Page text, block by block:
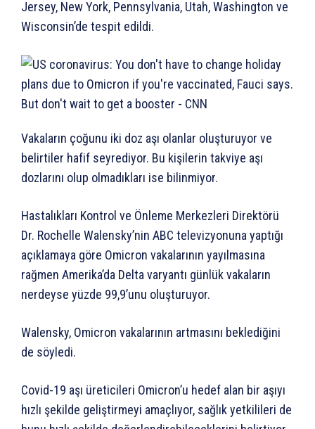
Jersey, New York, Pennsylvania, Utah, Washington ve
Wisconsin’de tespit edildi.
Vakaların çoğunu iki doz aşı olanlar oluşturuyor ve
belirtiler hafif seyrediyor. Bu kişilerin takviye aşı
dozlarını olup olmadıkları ise bilinmiyor.
Hastalıkları Kontrol ve Önleme Merkezleri Direktörü
Dr. Rochelle Walensky’nin ABC televizyonuna yaptığı
açıklamaya göre Omicron vakalarının yayılmasına
rağmen Amerika’da Delta varyantı günlük vakaların
nerdeyse yüzde 99,9’unu oluşturuyor.
Walensky, Omicron vakalarının artmasını beklediğini
de söyledi.
Covid-19 aşı üreticileri Omicron’u hedef alan bir aşıyı
hızlı şekilde geliştirmeyi amaçlıyor, sağlık yetkilileri de